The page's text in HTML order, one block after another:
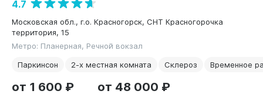
4.7
Московская обл., г.о. Красногорск, СНТ Красногорочка
территория, 15
Метро: Планерная, Речной вокзал
Паркинсон
2-х местная комната Склероз Временное
от 1 600 ₽ от 48 000 ₽